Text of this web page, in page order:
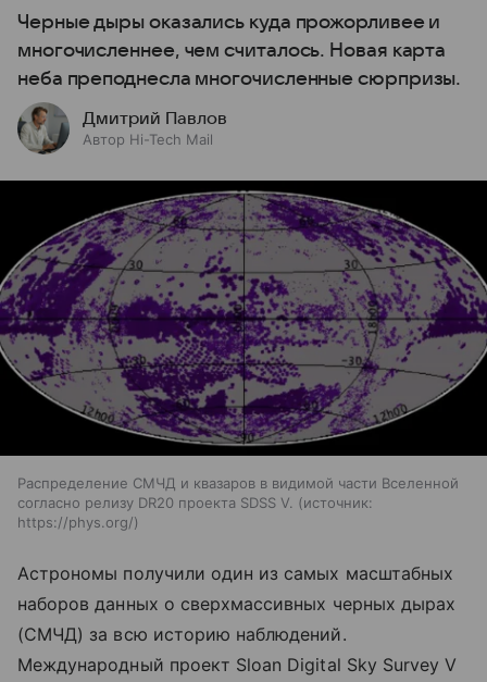
Черные дыры оказались куда прожорливее и
многочисленнее, чем считалось. Новая карта
неба преподнесла многочисленные сюрпризы.
Дмитрий Павлов
Автор Hi-Tech Mail
Распределение СМЧД и квазаров в видимой части Вселенной
согласно релизу DR20 проекта SDSS V.
источник:
https://phys.org/
Астрономы получили один из самых масштабных
наборов данных о сверхмассивных черных дырах
(СМЧД) за всю историю наблюдений.
Международный проект Sloan Digital Sky Survey V